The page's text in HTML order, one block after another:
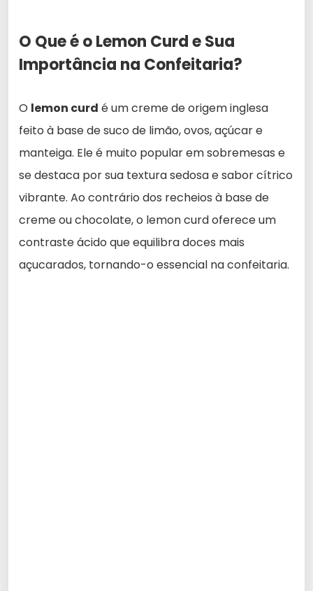
O Que é o Lemon Curd e Sua
Importância na Confeitaria?
O lemon curd é um creme de origem inglesa
feito à base de suco de limão, ovos, açúcar e
manteiga. Ele é muito popular em sobremesas e
se destaca por sua textura sedosa e sabor cítrico
vibrante. Ao contrário dos recheios à base de
creme ou chocolate, o lemon curd oferece um
contraste ácido que equilibra doces mais
açucarados, tornando-o essencial na confeitaria.